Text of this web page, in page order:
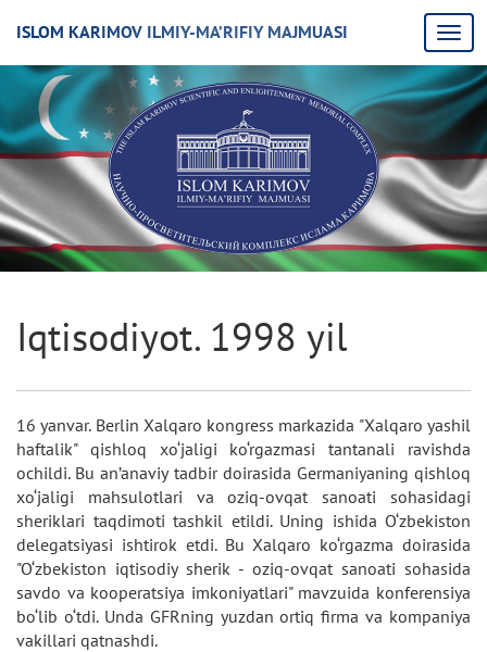
ISLOM KARIMOV ILMIY-MA’RIFIY MAJMUASI
Iqtisodiyot. 1998 yil
16 yanvar. Berlin Xalqaro kongress markazida "Xalqaro yashil
haftalik" qishloq xo‘jaligi ko‘rgazmasi tantanali ravishda
ochildi. Bu an’anaviy tadbir doirasida Germaniyaning qishloq
xo‘jaligi mahsulotlari va oziq-ovqat sanoati sohasidagi
sheriklari taqdimoti tashkil etildi. Uning ishida O‘zbekiston
delegatsiyasi ishtirok etdi. Bu Xalqaro ko‘rgazma doirasida
"O‘zbekiston iqtisodiy sherik - oziq-ovqat sanoati sohasida
savdo va kooperatsiya imkoniyatlari" mavzuida konferensiya
bo‘lib o‘tdi. Unda GFRning yuzdan ortiq firma va kompaniya
vakillari qatnashdi.